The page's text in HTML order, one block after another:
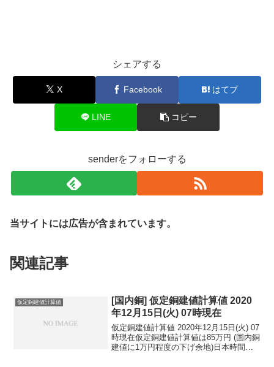
シェアする
X Facebook はてブ
LINE コピー
senderをフォローする
当サイトには広告が含まれています。
関連記事
仮定銅建値計算値
[国内銅] 仮定銅建値計算値 2020
年12月15日(火) 07時現在
仮定銅建値計算値 2020年12月15日(火) 07
時現在仮定銅建値計算値は85万円 (国内銅
建値に1万円程度の下げ余地)日本時間